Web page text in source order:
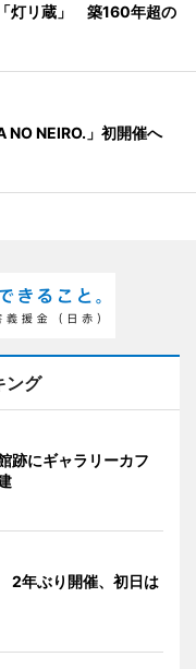
灯リ蔵」 築160年超の
NO NEIRO.」初開催へ
ング
跡にギャラリーカフ
2年ぶり開催、初日は